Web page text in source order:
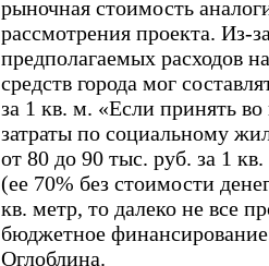
рыночная стоимость
рассмотрения проекта. Из-
предполагаемых расходов
средств города мог
за 1 кв. м. «Если принять
затраты по социальному
от 80 до 90 тыс. руб. за 1
(ее 70% без стоимости
кв. метр, то далеко не все
бюджетное
Оглоблина.